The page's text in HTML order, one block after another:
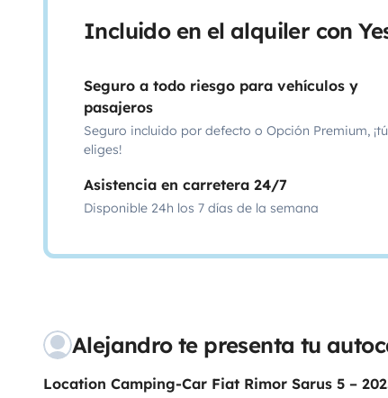
Incluido en el alquiler con
Seguro a todo riesgo para vehículos y
pasajeros
Seguro incluido por defecto o Opción Premium, ¡tú
eliges!
Asistencia en carretera 24/7
Disponible 24h los 7 días de la semana
Alejandro te presenta tu
Location Camping-Car Fiat Rimor Sarus 5 –